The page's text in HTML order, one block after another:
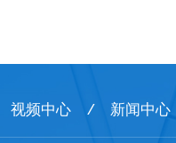
视频中心 / 新闻中心